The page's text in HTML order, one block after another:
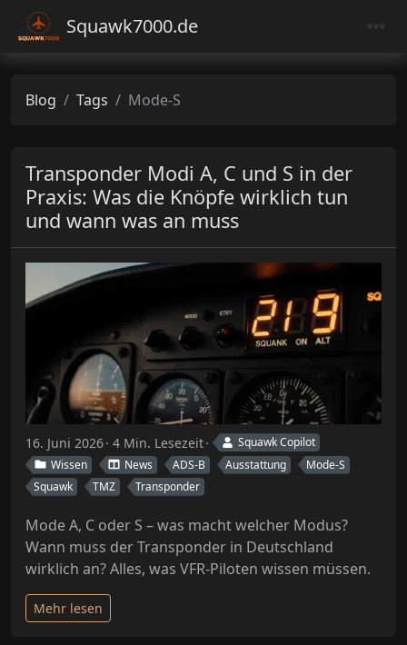
Squawk7000.de
Blog Tags Mode-S
Transponder Modi A, C und S in der
Praxis: Was die Knöpfe wirklich tun
und wann was an muss
16. Juni 2026 4 Min. Lesezeit
Squawk Copilot
Wissen
News ADS-B Ausstattung
Mode-S
Squawk
TMZ Transponder
Mode A, C oder S – was macht welcher Modus?
Wann muss der Transponder in Deutschland
wirklich an? Alles, was VFR-Piloten wissen müssen.
Mehr lesen